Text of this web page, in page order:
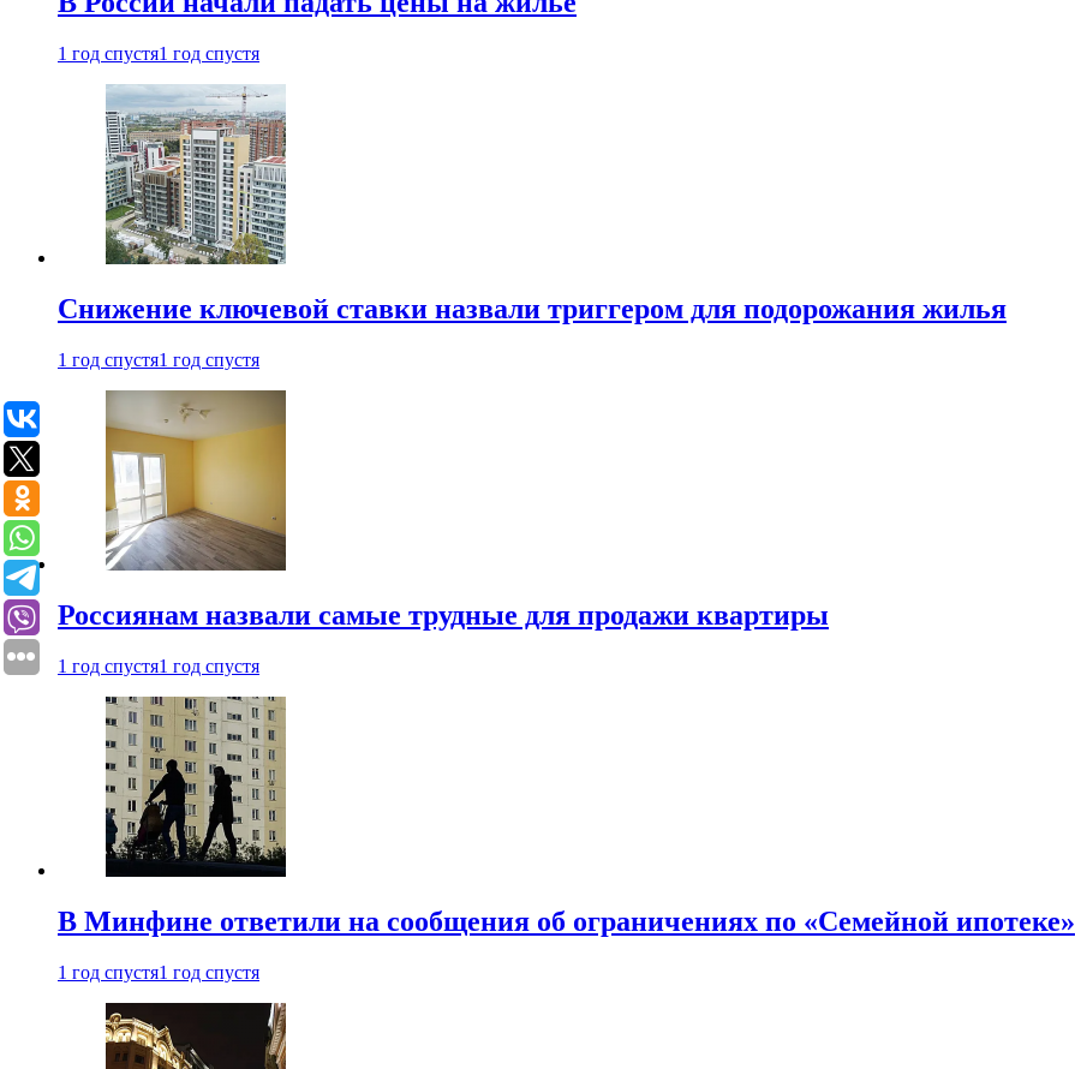
1 год спустя1 год спустя
Снижение ключевой ставки назвали триггером для подорожания жилья
1 год спустя1 год спустя
Россиянам назвали самые трудные для продажи квартиры
1 год спустя1 год спустя
В Минфине ответили на сообщения об ограничениях по «Семейной ипотеке»
1 год спустя1 год спустя